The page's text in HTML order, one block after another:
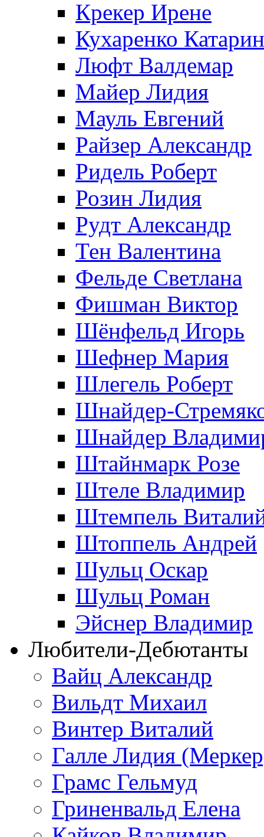
Крекер Ирене
Кухаренко
Люфт Валдемaр
Майер Лидия
Мауль Евгений
Райзер Александр
Ридель Роберт
Розин Лидия
Рудт Александр
Тен Валентина
Фельде Светлана
Фишман Виктор
Шёнфельд Игорь
Шефнер Мария
Шлегель Роберт
Шнайдер-
Шнайдер
Штайнмарк Розe
Штеле Владимир
Штемпель
Штоппель Андрей
Шульц Оскар
Шульц Роман
Эйснер Владимир
Любители-Дебютанты
Вайц Александр
Вильдт Михаил
Винтер Виталий
Галле Лидия
Грамс Гельмуд
Гриненвальд Елена